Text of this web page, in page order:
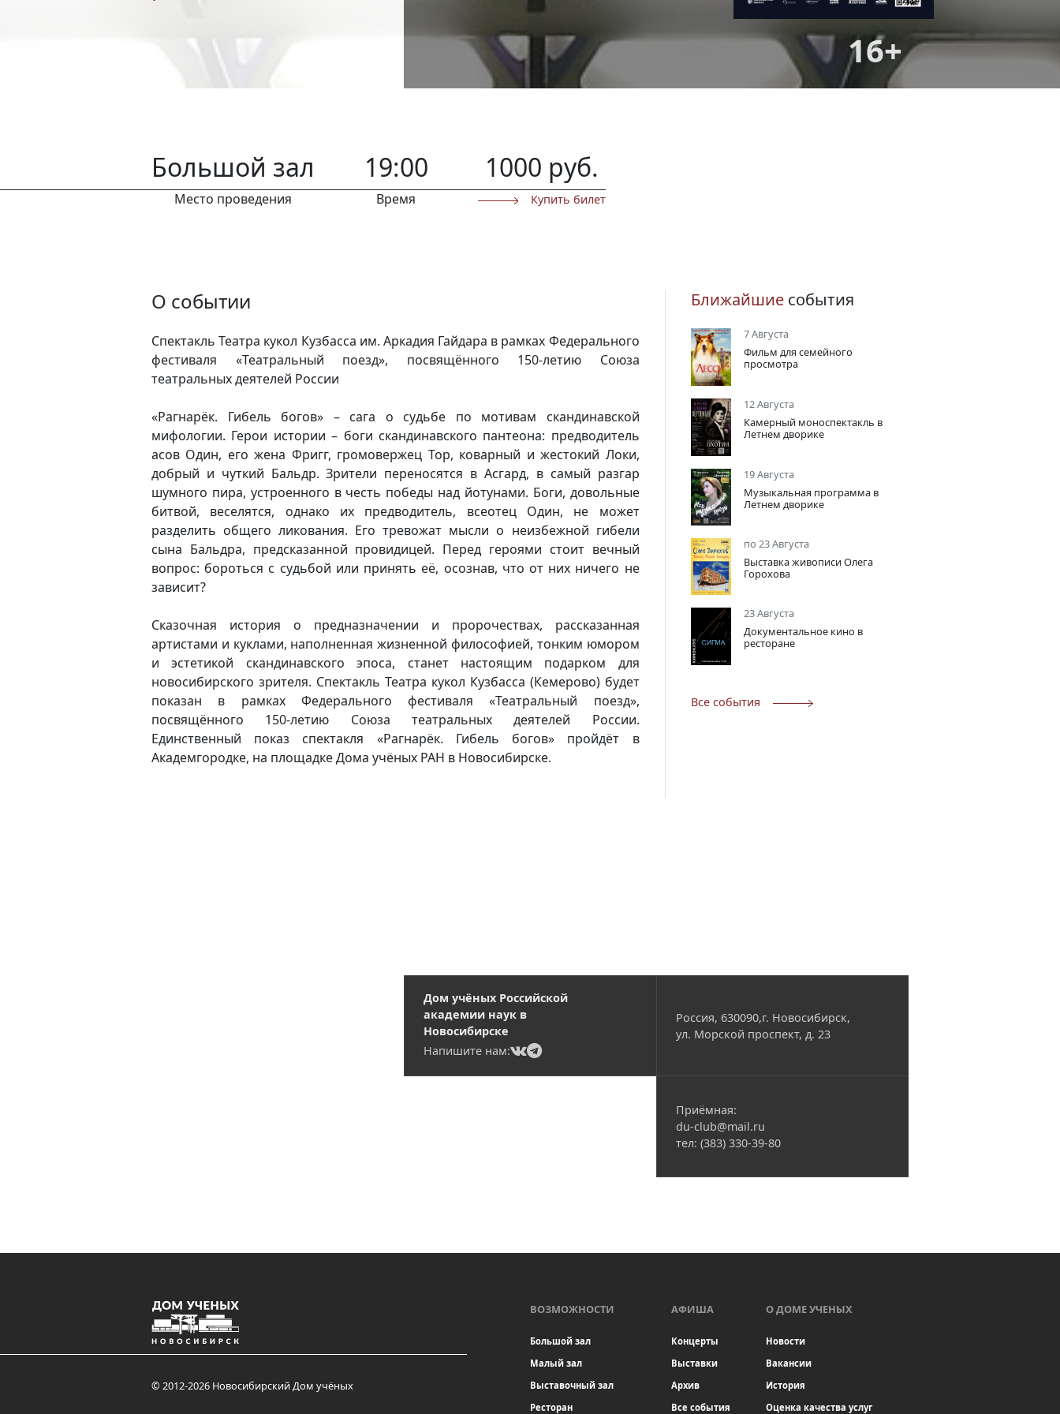
Новости
Наука
Виртуальный тур
Контакты
Вакансии
16+
Большой зал
Место проведения
19:00
Время
1000 руб.
Купить билет
О событии
СпектакльТеатра кукол Кузбасса им. Аркадия Гайдара в рамках Федерального
фестиваля «Театральный поезд», посвящённого 150-летию Союза
театральных деятелей России
«Рагнарёк. Гибель богов» – сага о судьбе по мотивам скандинавской
мифологии. Герои истории – боги скандинавского пантеона: предводитель
асов Один, его жена Фригг, громовержец Тор, коварный и жестокий Локи,
добрый и чуткий Бальдр. Зрители переносятся в Асгард, в самый разгар
шумного пира, устроенного в честь победы над йотунами. Боги, довольные
битвой, веселятся, однако их предводитель, всеотец Один, не может
разделить общего ликования. Его тревожат мысли о неизбежной гибели
сына Бальдра, предсказанной провидицей. Перед героями стоит вечный
вопрос: бороться с судьбой или принять её, осознав, что от них ничего не
зависит?
Сказочная история о предназначении и пророчествах, рассказанная
артистами и куклами, наполненная жизненной философией, тонким юмором
и эстетикой скандинавского эпоса, станет настоящим подарком для
новосибирского зрителя. Спектакль Театра кукол Кузбасса (Кемерово) будет
показан в рамках Федерального фестиваля «Театральный поезд»,
посвящённого 150-летию Союза театральных деятелей России.
Единственный показ спектакля «Рагнарёк. Гибель богов» пройдёт в
Академгородке, на площадке Дома учёных РАН в Новосибирске.
Ближайшие события
7 Августа
Фильм для семейного
просмотра
12 Августа
Камерный моноспектакль в
Летнем дворике
19 Августа
Музыкальная программа в
Летнем дворике
по 23 Августа
Выставка живописи Олега
Горохова
23 Августа
Документальное кино в
ресторане
Все события
Дом учёных Российской
академии наук в
Новосибирске
Напишите нам:
(current)
(current)
Россия, 630090,г. Новосибирск,
ул. Морской проспект, д. 23
Приёмная:
du-club@mail.ru
тел: (383) 330-39-80
© 2012-2026 Новосибирский Дом учёных
ВОЗМОЖНОСТИ
Большой зал
Малый зал
Выставочный зал
Ресторан
АФИША
Концерты
Выставки
Архив
Все события
О ДОМЕ УЧЕНЫХ
Новости
Вакансии
История
Оценка качества услуг